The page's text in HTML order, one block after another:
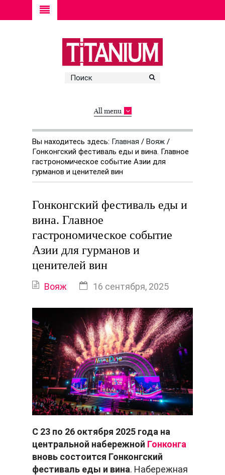
All menu
Вы находитесь здесь: Главная / Вояж /
Гонконгский фестиваль еды и вина. Главное
гастрономическое событие Азии для
гурманов и ценителей вин
Гонконгский фестиваль еды и
вина. Главное
гастрономическое событие
Азии для гурманов и
ценителей вин
Вояж 16 сентября, 2025
С 23 по 26 октября 2025 года на
центральной набережной Гонконга
вновь состоится Гонконгский
фестиваль еды и вина. Набережная